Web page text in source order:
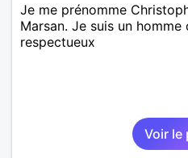
Je me prénomme
Marsan. Je suis un
respectueux
Voir le